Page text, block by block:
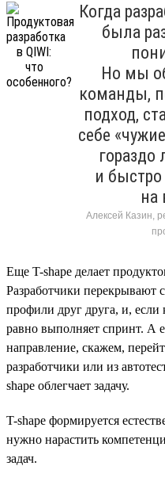
Когда
была
Но мы
команды,
подход,
себе
гораздо
и быстро
на
Алексей Казин,
Еще T-shape делает
Разработчики
профили друг друга, и, если
равно выполняет спринт. А
направление, скажем,
разработчики или из
shape облегчает задачу.
T-shape формируется
нужно нарастить
задач.